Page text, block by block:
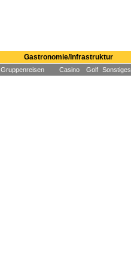
Gastronomie/Infrastruktur
Gruppenreisen Casino Golf Sonstiges